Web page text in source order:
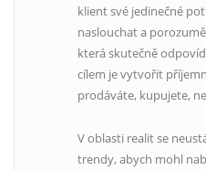
klient své jedinečné
naslouchat a
která skutečně
cílem je vytvořit
prodáváte, kupujete,
V oblasti realit se
trendy, abych mohl